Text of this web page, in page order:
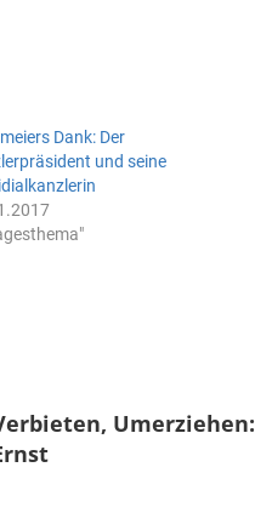
Dank: Der
und seine
Umerziehen: